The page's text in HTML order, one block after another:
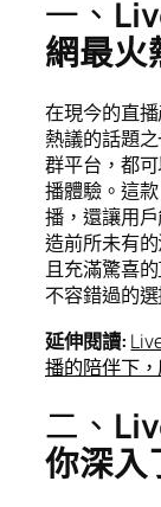
一、
網最火
在現今的直
熱議的話題
群平台，都
播體驗。這款
播，還讓用
造前所未有
且充滿驚喜
不容錯過的選
延伸閱讀:
播的陪伴下
二、
你深入